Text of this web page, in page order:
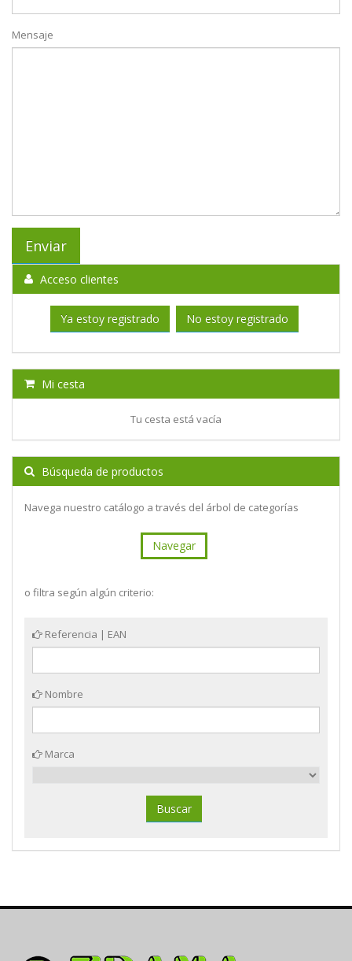
Mensaje
Acceso clientes
Ya estoy registrado No estoy registrado
Mi cesta
Tu cesta está vacía
Búsqueda de productos
Navega nuestro catálogo a través del árbol de categorías
Navegar
o filtra según algún criterio:
Referencia | EAN
Nombre
Marca